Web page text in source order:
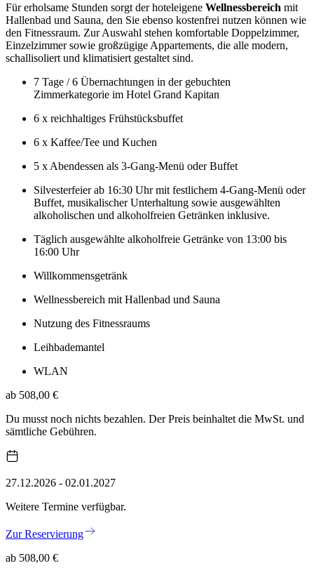
Für erholsame Stunden sorgt der hoteleigene Wellnessbereich mit
Hallenbad und Sauna, den Sie ebenso kostenfrei nutzen können wie
den Fitnessraum. Zur Auswahl stehen komfortable Doppelzimmer,
Einzelzimmer sowie großzügige Appartements, die alle modern,
schallisoliert und klimatisiert gestaltet sind.
7 Tage / 6 Übernachtungen in der gebuchten
Zimmerkategorie im Hotel Grand Kapitan
6 x reichhaltiges Frühstücksbuffet
6 x Kaffee/Tee und Kuchen
5 x Abendessen als 3-Gang-Menü oder Buffet
Silvesterfeier ab 16:30 Uhr mit festlichem 4-Gang-Menü oder
Buffet, musikalischer Unterhaltung sowie ausgewählten
alkoholischen und alkoholfreien Getränken inklusive.
Täglich ausgewählte alkoholfreie Getränke von 13:00 bis
16:00 Uhr
Willkommensgetränk
Wellnessbereich mit Hallenbad und Sauna
Nutzung des Fitnessraums
Leihbademantel
WLAN
ab 508,00 €
Du musst noch nichts bezahlen. Der Preis beinhaltet die MwSt. und
sämtliche Gebühren.
27.12.2026 - 02.01.2027
Weitere Termine verfügbar.
Zur Reservierung
ab 508,00 €